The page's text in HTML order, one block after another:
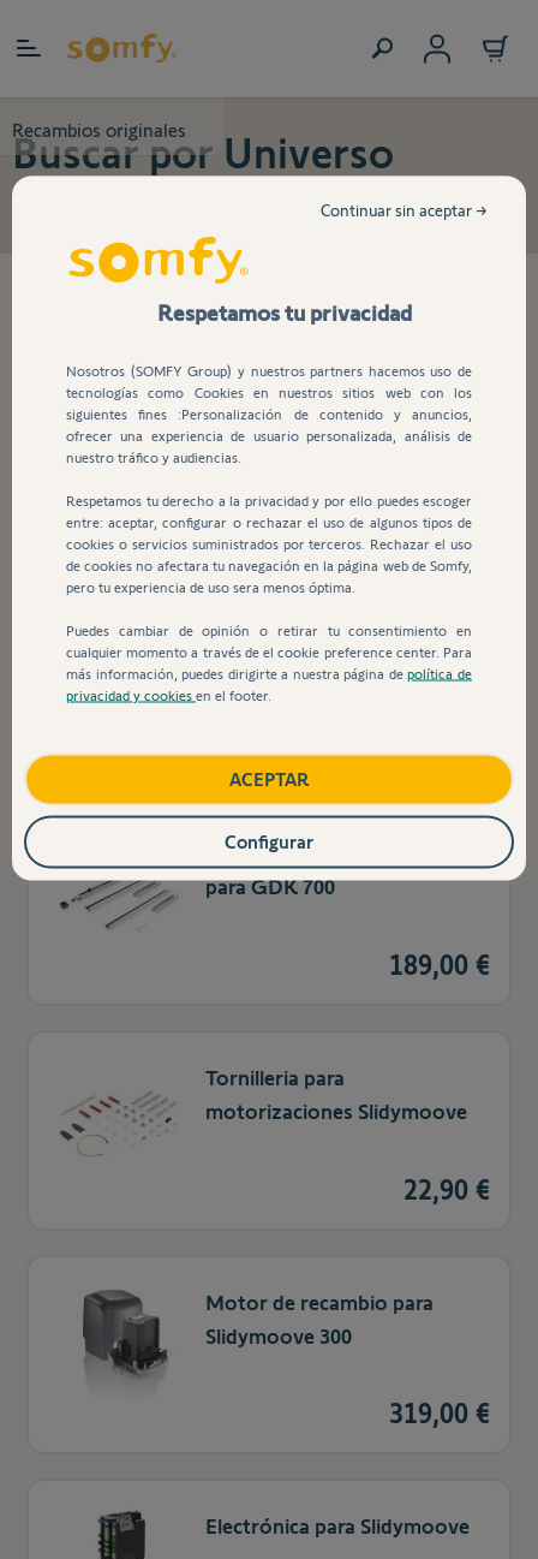
Recambios originales
Buscar por Universo
Tapa Trasera de recambio para
GDK 700
Motor de recambio para GDK
700
Rail en 3 partes de recambio
para GDK 700
189,00 €
Tornilleria para
motorizaciones Slidymoove
22,90 €
Motor de recambio para
Slidymoove 300
319,00 €
Electrónica para Slidymoove
Respetamos tu privacidad
Nosotros (SOMFY Group) y nuestros partners hacemos uso de
tecnologías como Cookies en nuestros sitios web con los
siguientes fines :Personalización de contenido y anuncios,
ofrecer una experiencia de usuario personalizada, análisis de
nuestro tráfico y audiencias.
Respetamos tu derecho a la privacidad y por ello puedes escoger
entre: aceptar, configurar o rechazar el uso de algunos tipos de
cookies o servicios suministrados por terceros. Rechazar el uso
de cookies no afectara tu navegación en la página web de Somfy,
pero tu experiencia de uso sera menos óptima.
Puedes cambiar de opinión o retirar tu consentimiento en
cualquier momento a través de el cookie preference center. Para
más información, puedes dirigirte a nuestra página depolítica de
privacidad y cookies en el footer.
Continuar sin aceptar →
ACEPTAR
Configurar